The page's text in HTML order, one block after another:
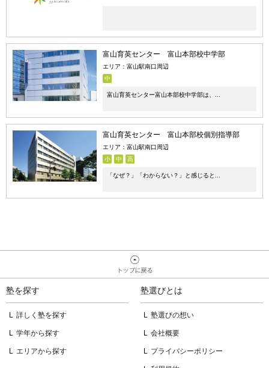
富山育英センター 富山本部校中学部
エリア：富山駅南口周辺
中
富山育英センター富山本部校中学部は、...
富山育英センター 富山本部校個別指導部
エリア：富山駅南口周辺
小
中 高
「なぜ？」「わからない？」と感じると...
塾を探す
詳しく塾を探す
学年から探す
エリアから探す
塾選びとは
塾選びの想い
会社概要
プライバシーポリシー